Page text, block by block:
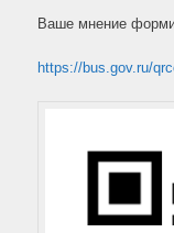
Ваше мнение
https://bus.gov.ru/